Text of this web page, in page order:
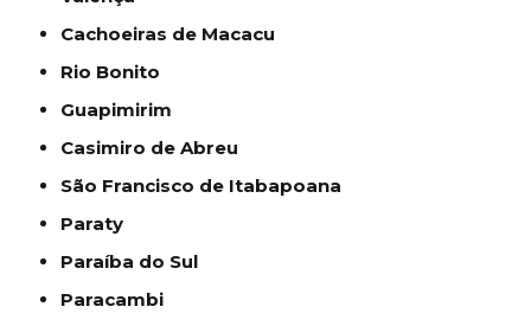
Cachoeiras de Macacu
Rio Bonito
Guapimirim
Casimiro de Abreu
São Francisco de Itabapoana
Paraty
Paraíba do Sul
Paracambi